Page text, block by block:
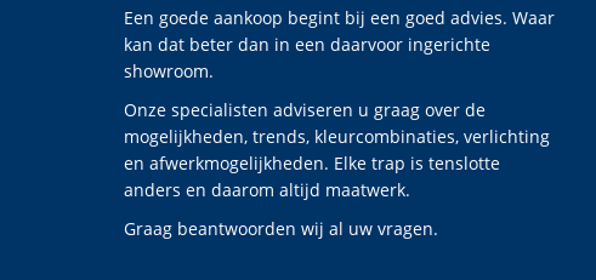
Een goede aankoop begint bij een goed advies. Waar
kan dat beter dan in een daarvoor ingerichte
showroom.
Onze specialisten adviseren u graag over de
mogelijkheden, trends, kleurcombinaties, verlichting
en afwerkmogelijkheden. Elke trap is tenslotte
anders en daarom altijd maatwerk.
Graag beantwoorden wij al uw vragen.